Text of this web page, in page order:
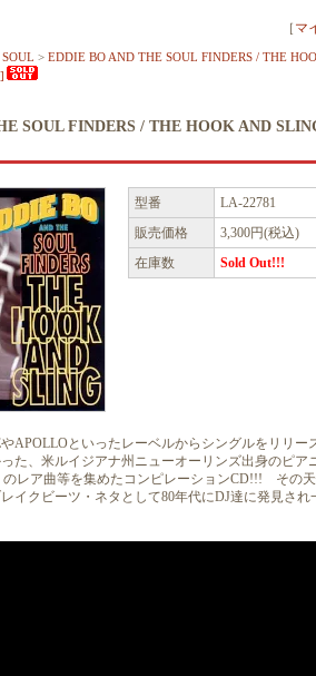
［ マ
> EDDIE BO AND THE SOUL FINDERS / THE
SOUL FINDERS / THE HOOK AND
型番
LA-22781
販売価格
3,300円(税込)
在庫数
Sold Out!!!
APOLLOといったレーベルからシングルをリリー
た、米ルイジアナ州ニューオーリンズ出身のピア
のレア曲等を集めたコンピレーションCD!!! その
イクビーツ・ネタとして80年代にDJ達に発見され